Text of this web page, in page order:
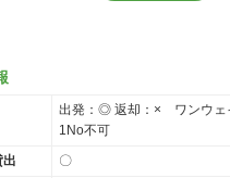
出発：◎ 返却：× ワンウェ
1No不可
出
〇